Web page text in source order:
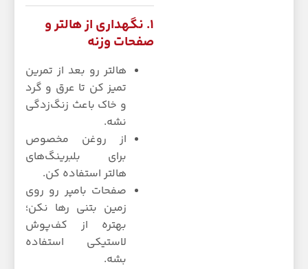
۱. نگهداری از هالتر و
صفحات وزنه
هالتر رو بعد از تمرین
تمیز کن تا عرق و گرد
و خاک باعث زنگ‌زدگی
نشه.
از روغن مخصوص
برای بلبرینگ‌های
هالتر استفاده کن.
صفحات بامپر رو روی
زمین بتنی رها نکن؛
بهتره از کف‌پوش
لاستیکی استفاده
بشه.